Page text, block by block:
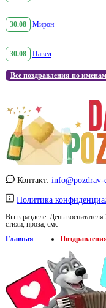
30.08 Мирон
30.08 Павел
Все поздравления по
Контакт: info@pozdrav-
Политика
Вы в разделе: День
стихи, проза, смс
Главная